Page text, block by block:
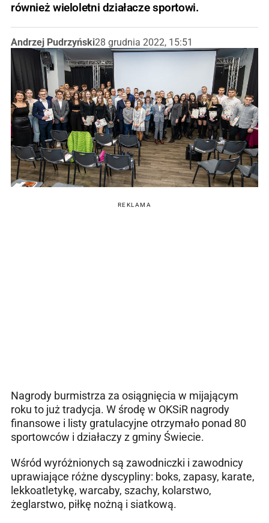
również wieloletni działacze sportowi.
Andrzej Pudrzyński28 grudnia 2022, 15:51
REKLAMA
Nagrody burmistrza za osiągnięcia w mijającym
roku to już tradycja. W środę w OKSiR nagrody
finansowe i listy gratulacyjne otrzymało ponad 80
sportowców i działaczy z gminy Świecie.
Wśród wyróżnionych są zawodniczki i zawodnicy
uprawiające różne dyscypliny: boks, zapasy, karate,
lekkoatletykę, warcaby, szachy, kolarstwo,
żeglarstwo, piłkę nożną i siatkową.